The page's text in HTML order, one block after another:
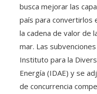
busca mejorar las
país para convertirlos
la cadena de valor de
mar. Las
Instituto para la
Energía (IDAE) y se
de concurrencia